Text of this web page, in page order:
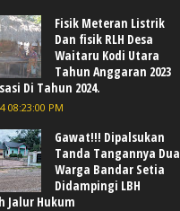
Fisik Meteran Listrik
Dan fisik RLH Desa
Waitaru Kodi Utara
Tahun Anggaran 2023
Di Tahun 2024.
08:23:00 PM
Gawat!!! Dipalsukan
Tanda Tangannya Dua
Warga Bandar Setia
Didampingi LBH
Jalur Hukum